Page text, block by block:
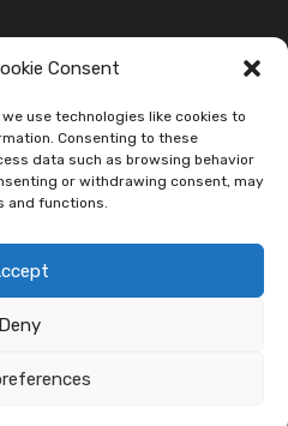
Consent
use technologies like cookies to
Consenting to these
data such as browsing behavior
or withdrawing consent, may
and functions.
Deny